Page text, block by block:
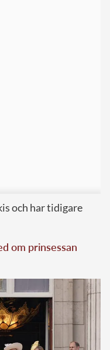
och har tidigare
om prinsessan